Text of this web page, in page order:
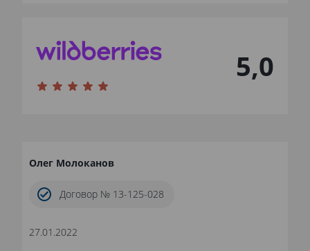
5,0
Олег Молоканов
Договор № 13-125-028
27.01.2022